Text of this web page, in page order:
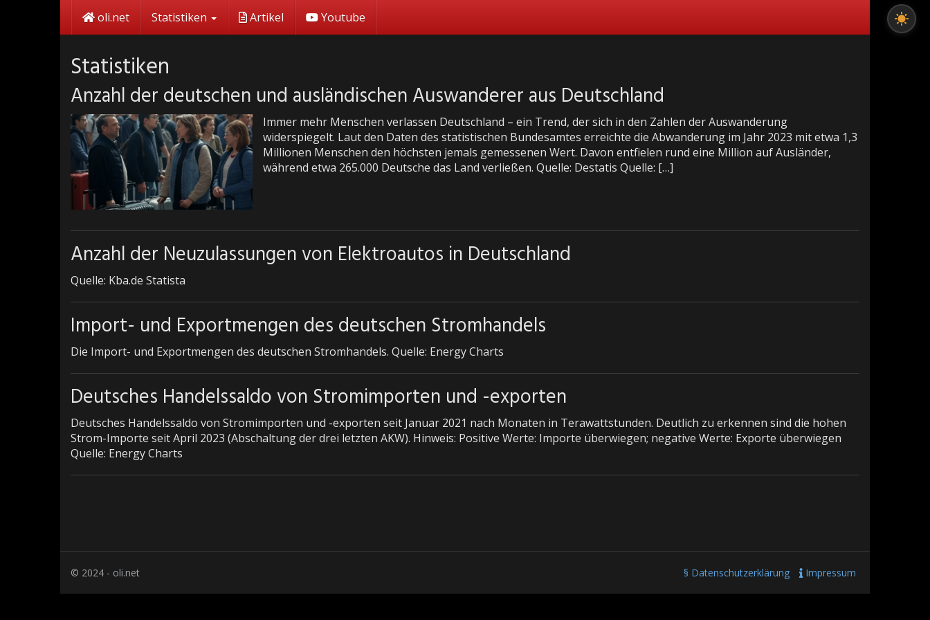
oli.net Statistiken Artikel Youtube
Statistiken
Anzahl der deutschen und ausländischen Auswanderer aus Deutschland
Immer mehr Menschen verlassen Deutschland – ein Trend, der sich in den Zahlen der Auswanderung
widerspiegelt. Laut den Daten des statistischen Bundesamtes erreichte die Abwanderung im Jahr 2023 mit etwa 1,3
Millionen Menschen den höchsten jemals gemessenen Wert. Davon entfielen rund eine Million auf Ausländer,
während etwa 265.000 Deutsche das Land verließen. Quelle: Destatis Quelle: […]
Anzahl der Neuzulassungen von Elektroautos in Deutschland
Quelle: Kba.de Statista
Import- und Exportmengen des deutschen Stromhandels
Die Import- und Exportmengen des deutschen Stromhandels. Quelle: Energy Charts
Deutsches Handelssaldo von Stromimporten und -exporten
Deutsches Handelssaldo von Stromimporten und -exporten seit Januar 2021 nach Monaten in Terawattstunden. Deutlich zu erkennen sind die hohen
Strom-Importe seit April 2023 (Abschaltung der drei letzten AKW). Hinweis: Positive Werte: Importe überwiegen; negative Werte: Exporte überwiegen
Quelle: Energy Charts
© 2024 - oli.net § Datenschutzerklärung Impressum